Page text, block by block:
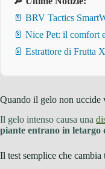
📄 BRV Tactics
📄 Nice Pet: il comfort
📄 Estrattore di Frutta
Quando il gelo non uccide
Il gelo intenso causa una
piante entrano in letargo
Il test semplice che cambia